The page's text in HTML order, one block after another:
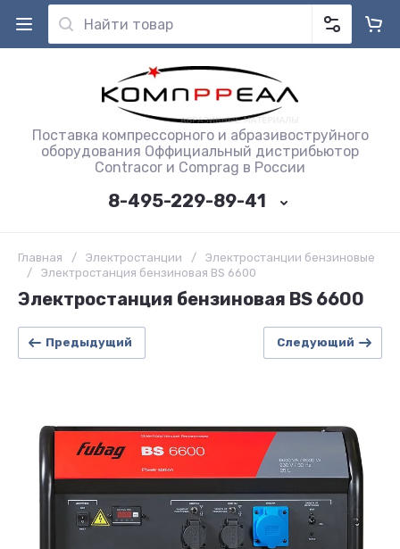
Поставка компрессорного и абразивоструйного
оборудования Оффициальный дистрибьютор
Contracor и Comprag в России
8-495-229-89-41
Главная / Электростанции /
Электростанции бензиновые
/
Электростанция бензиновая BS 6600
Электростанция бензиновая BS 6600
Предыдущий Следующий